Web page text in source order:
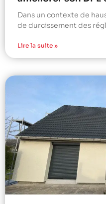
Dans un contexte de
de durcissement des
Lire la suite »